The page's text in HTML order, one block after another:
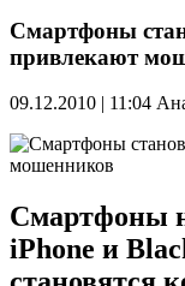
Смартфоны
привлекают
09.12.2010 | 11:04
Смартфоны
iPhone и